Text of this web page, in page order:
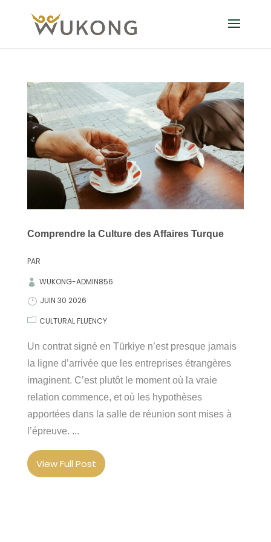
Comprendre la Culture des Affaires Turque
PAR
WUKONG-ADMIN856
JUIN 30 2026
CULTURAL FLUENCY
Un contrat signé en Türkiye n’est presque jamais
la ligne d’arrivée que les entreprises étrangères
imaginent. C’est plutôt le moment où la vraie
relation commence, et où les hypothèses
apportées dans la salle de réunion sont mises à
l’épreuve. ...
View Full Post